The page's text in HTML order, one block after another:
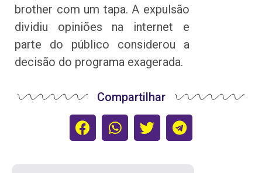
brother com um tapa. A expulsão
dividiu opiniões na internet e
parte do público considerou a
decisão do programa exagerada.
Compartilhar